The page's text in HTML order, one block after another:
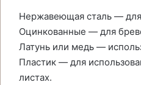
Нержавеющая сталь —
Оцинкованные — для
Латунь или медь —
Пластик — для
листах.